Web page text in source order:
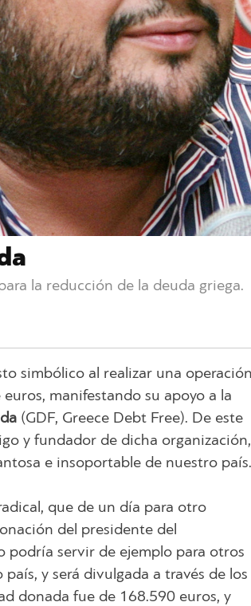
la reducción de la deuda griega.
simbólico al realizar una operación
manifestando su apoyo a la
(GDF, Greece Debt Free). De este
y fundador de dicha organización,
e insoportable de nuestro país.
que de un día para otro
del presidente del
podría servir de ejemplo para otros
y será divulgada a través de los
donada fue de 168.590 euros, y